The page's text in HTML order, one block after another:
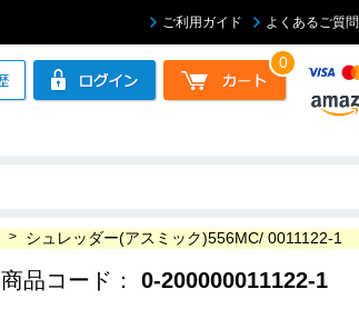
ご利用ガイド よくあるご質問
0
> シュレッダー(アスミック)556MC/ 0011122-1
商品コード： 0-200000011122-1